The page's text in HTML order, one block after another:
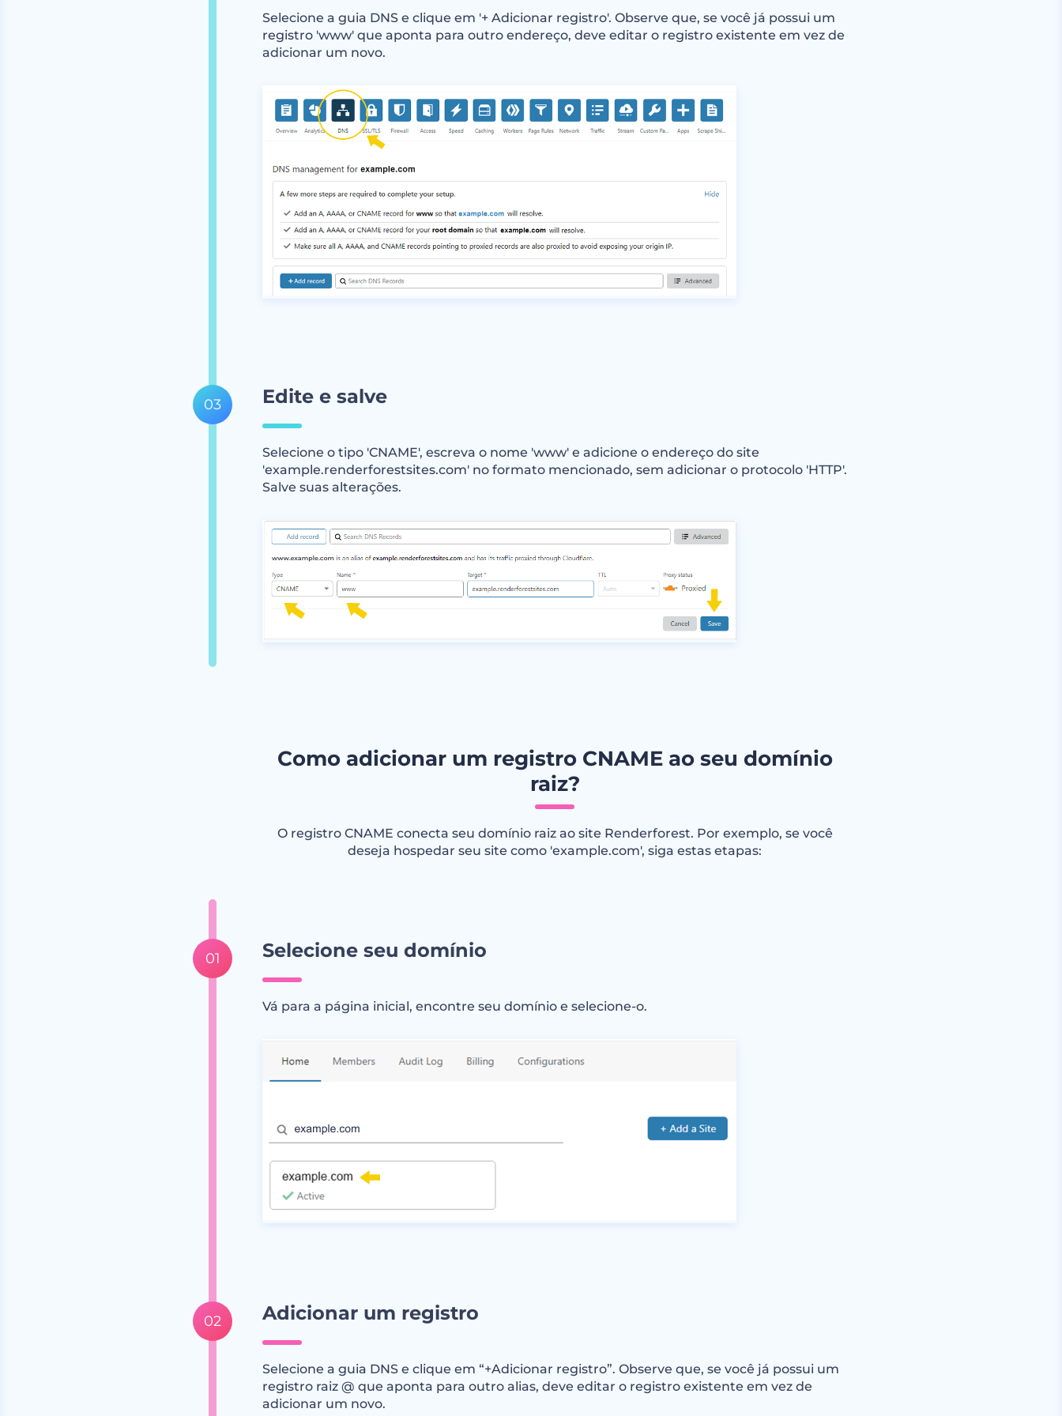
Selecione a guia DNS e clique em '+ Adicionar registro'. Observe que, se você já possui um
registro 'www' que aponta para outro endereço, deve editar o registro existente em vez de
adicionar um novo.
Edite e salve
Selecione o tipo 'CNAME', escreva o nome 'www' e adicione o endereço do site
'example.renderforestsites.com' no formato mencionado, sem adicionar o protocolo 'HTTP'.
Salve suas alterações.
Como adicionar um registro CNAME ao seu domínio
raiz?
O registro CNAME conecta seu domínio raiz ao site Renderforest. Por exemplo, se você
deseja hospedar seu site como 'example.com', siga estas etapas:
Selecione seu domínio
Vá para a página inicial, encontre seu domínio e selecione-o.
Adicionar um registro
Selecione a guia DNS e clique em “+Adicionar registro”. Observe que, se você já possui um
registro raiz @ que aponta para outro alias, deve editar o registro existente em vez de
adicionar um novo.